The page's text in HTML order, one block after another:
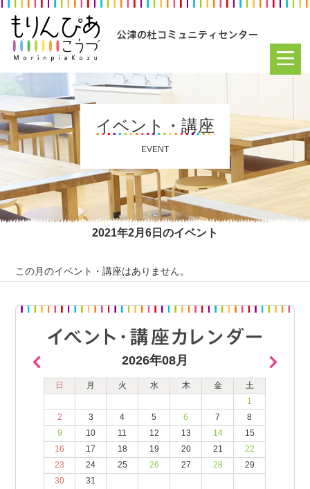
イベント・講座
EVENT
2021年2月6日のイベント
この月のイベント・講座はありません。
2026年08月
日 月 火 水 木 金
土
1
2
3 4 5 6 7
8
9
10 11 12 13 14
15
16
17 18 19 20 21
22
23
24 25 26 27 28
29
30
31